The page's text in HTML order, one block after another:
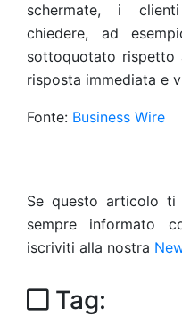
schermate, i clienti
chiedere, ad
sottoquotato rispetto
risposta immediata e
Fonte: Business Wire
Se questo articolo ti
sempre informato
iscriviti alla nostra
Tag: